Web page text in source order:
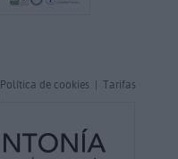
Política de cookies | Tarifas